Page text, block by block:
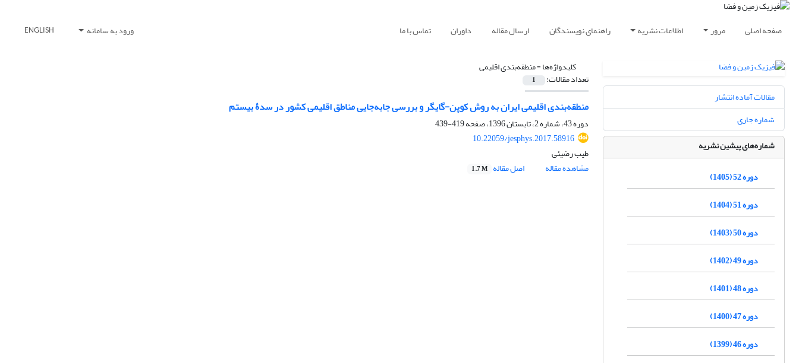
صفحه اصلی مرور اطلاعات نشریه راهنمای نویسندگان ارسال مقاله داوران تماس با ما ورود به سامانه ENGLISH
کلیدواژه‌ها =منطقه‌بندی اقلیمی
تعداد مقالات: 1
منطقه‌بندی اقلیمی ایران به روش کوپن-گایگر و بررسی جابه‌جایی مناطق اقلیمی کشور در سدۀ بیستم
دوره 43، شماره 2، تابستان 1396، صفحه
419-439
10.22059/jesphys.2017.58916
طیب رضیئی
مشاهده مقاله
اصل مقاله 1.7 M
مقالات آماده انتشار
شماره جاری
شماره‌های پیشین نشریه
دوره 52 (1405)
دوره 51 (1404)
دوره 50 (1403)
دوره 49 (1402)
دوره 48 (1401)
دوره 47 (1400)
دوره 46 (1399)